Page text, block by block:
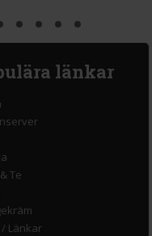
länkar
Te
/ Länkar